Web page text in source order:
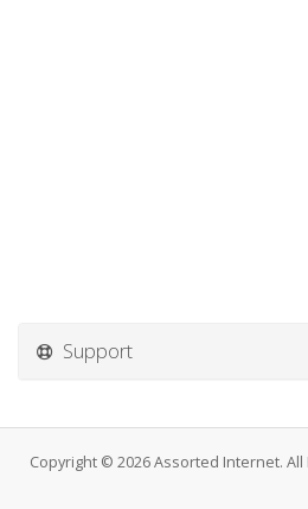
Support
Copyright © 2026 Assorted Internet. All